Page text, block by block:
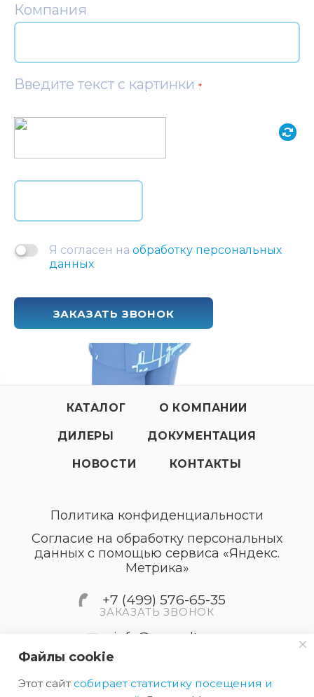
Компания
Введите текст с картинки *
Я согласен на обработку персональных
данных
ЗАКАЗАТЬ ЗВОНОК
КАТАЛОГ О КОМПАНИИ
ДИЛЕРЫ ДОКУМЕНТАЦИЯ
НОВОСТИ КОНТАКТЫ
Политика конфиденциальности
Согласие на обработку персональных
данных с помощью сервиса «Яндекс.
Метрика»
+7 (499) 576-65-35
ЗАКАЗАТЬ ЗВОНОК
info@accordtec.ru
шоссе, дом 41А, строение 1,
Файлы cookie
Этот сайт собирает статистику посещения и